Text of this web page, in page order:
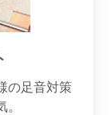
の足音対策